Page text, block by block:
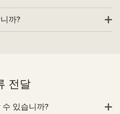
까?
전달
있습니까?